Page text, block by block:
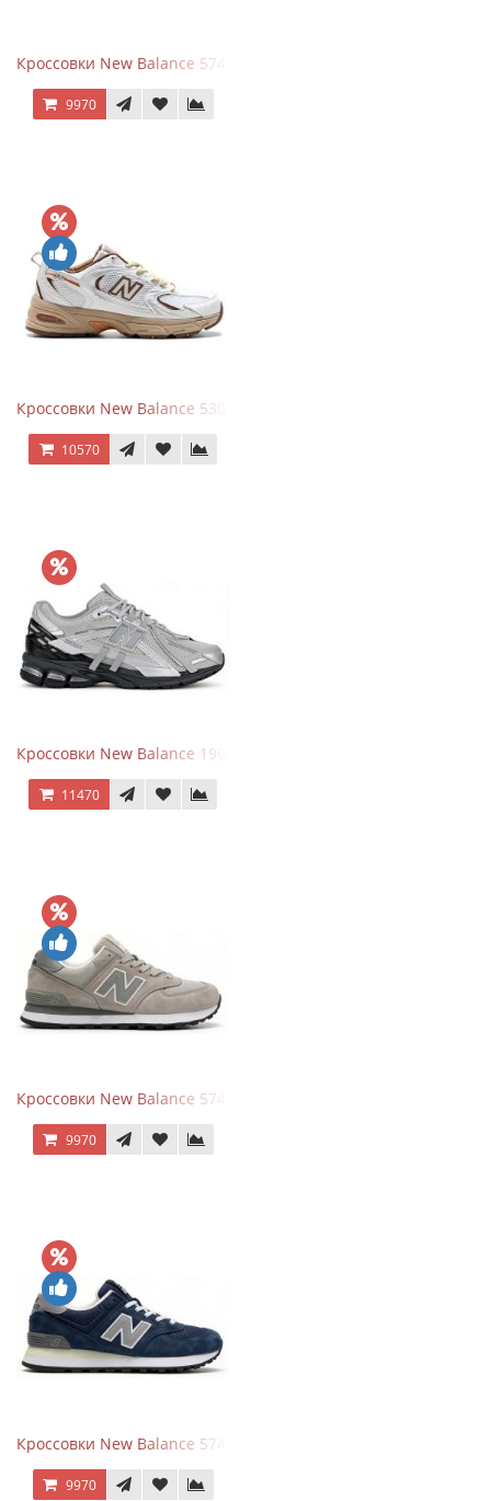
Кроссовки New Balance 574 Blue Black Red синий с красным
9970
Кроссовки New Balance 530 x Niko and... Off White
10570
Кроссовки New Balance 1906 Black Silver Metallic
11470
Кроссовки New Balance 574 Silver Summer Fog
9970
Кроссовки New Balance 574 Classic Blue Grey
9970